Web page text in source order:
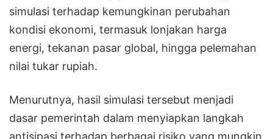
simulasi terhadap kemungkinan perubahan
kondisi ekonomi, termasuk lonjakan harga
energi, tekanan pasar global, hingga pelemahan
nilai tukar rupiah.
Menurutnya, hasil simulasi tersebut menjadi
dasar pemerintah dalam menyiapkan langkah
antisipasi terhadap berbagai risiko yang mungkin